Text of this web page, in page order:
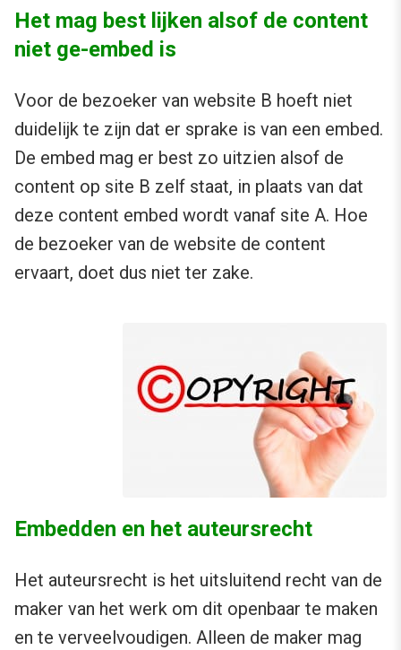
Het mag best lijken alsof de content
niet ge-embed is
Voor de bezoeker van website B hoeft niet
duidelijk te zijn dat er sprake is van een embed.
De embed mag er best zo uitzien alsof de
content op site B zelf staat, in plaats van dat
deze content embed wordt vanaf site A. Hoe
de bezoeker van de website de content
ervaart, doet dus niet ter zake.
Embedden en het auteursrecht
Het auteursrecht is het uitsluitend recht van de
maker van het werk om dit openbaar te maken
en te verveelvoudigen. Alleen de maker mag